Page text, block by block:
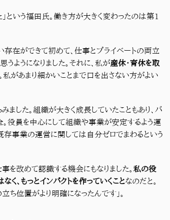
という福田氏。働き方が大きく変わったのは第1
存在ができて初めて、仕事とプライベートの両立
ようになりました。それに、私が産休・育休を取
私があまり細かいことまで口を出さない方がよい
した。組織が大きく成長していたこともあり、バ
役員を中心にして組織や事業が安定するよう運
存事業の運営に関しては自分ゼロでまわるという
を改めて認識する機会にもなりました。 私の役
、もっとインパクトを作っていくことなのだと。
ち位置がより明確になったんです」。